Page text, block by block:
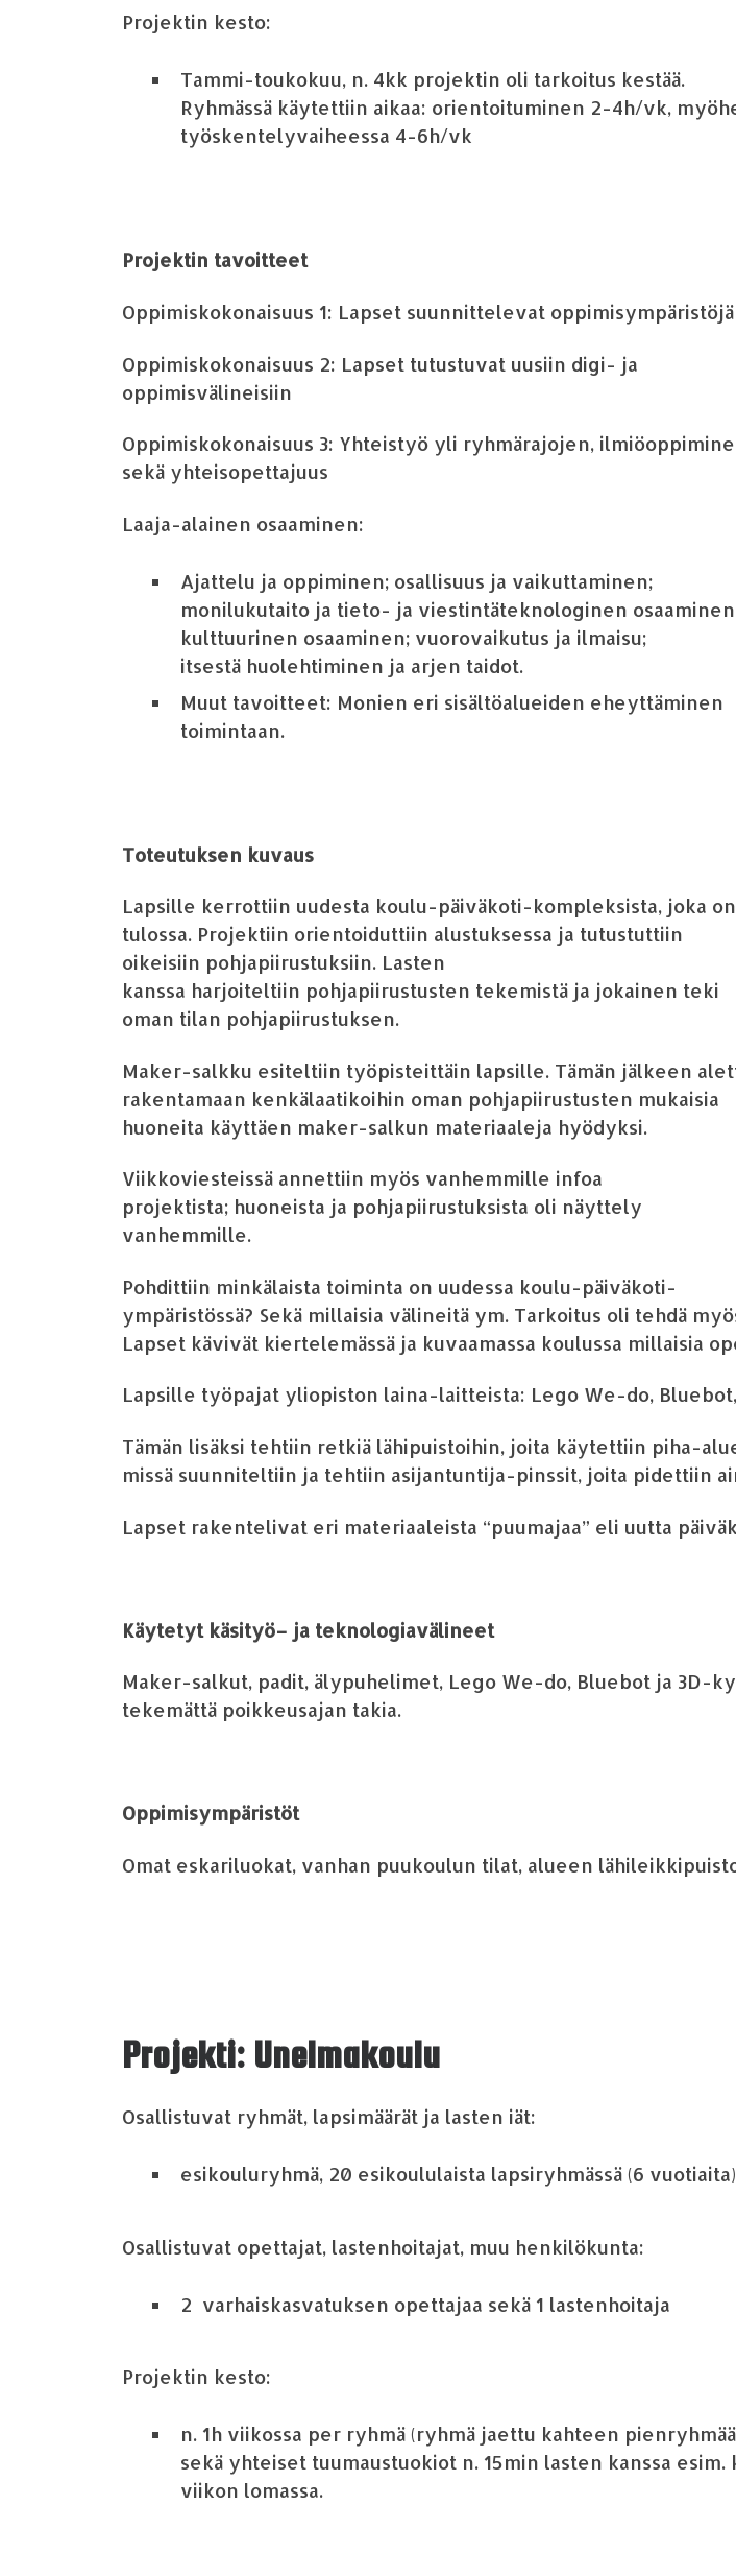
Projektin kesto:
Tammi-toukokuu, n. 4kk projektin oli tarkoitus kestää.
Ryhmässä käytettiin aikaa: orientoituminen 2-4h/vk, myö
työskentelyvaiheessa 4-6h/vk
Projektin tavoitteet
Oppimiskokonaisuus 1: Lapset suunnittelevat oppimisympäristöjä
Oppimiskokonaisuus 2: Lapset tutustuvat uusiin digi- ja
oppimisvälineisiin
Oppimiskokonaisuus 3: Yhteistyö yli ryhmärajojen, ilmiö
sekä yhteisopettajuus
Laaja-alainen osaaminen:
Ajattelu ja oppiminen; osallisuus ja vaikuttaminen;
monilukutaito ja tieto- ja viestintäteknologinen
kulttuurinen osaaminen; vuorovaikutus ja ilmaisu;
itsestä huolehtiminen ja arjen taidot.
Muut tavoitteet: Monien eri sisältöalueiden eheyttäminen
toimintaan.
Toteutuksen kuvaus
Lapsille kerrottiin uudesta koulu-päiväkoti-kompleksista, joka on
tulossa. Projektiin orientoiduttiin alustuksessa ja tutustuttiin
oikeisiin pohjapiirustuksiin. Lasten
kanssa harjoiteltiin pohjapiirustusten tekemistä ja jokainen teki
oman tilan pohjapiirustuksen.
Maker-salkku esiteltiin työpisteittäin lapsille. Tämän jälkeen
rakentamaan kenkälaatikoihin oman pohjapiirustusten mukaisia
huoneita käyttäen maker-salkun materiaaleja hyödyksi.
Viikkoviesteissä annettiin myös vanhemmille infoa
projektista; huoneista ja pohjapiirustuksista oli näyttely
vanhemmille.
Pohdittiin minkälaista toiminta on uudessa koulu-päiväkoti-
ympäristössä? Sekä millaisia välineitä ym. Tarkoitus oli tehdä myö
Lapset kävivät kiertelemässä ja kuvaamassa koulussa millaisia
Lapsille työpajat yliopiston laina-laitteista: Lego We-do,
Tämän lisäksi tehtiin retkiä lähipuistoihin, joita käytettiin piha-
missä suunniteltiin ja tehtiin asijantuntija-pinssit, joita pidettiin
Lapset rakentelivat eri materiaaleista “puumajaa” eli uutta päivä
Käytetyt käsityö– ja teknologiavälineet
Maker-salkut, padit, älypuhelimet, Lego We-do, Bluebot ja 3D-
tekemättä poikkeusajan takia.
Oppimisympäristöt
Omat eskariluokat, vanhan puukoulun tilat, alueen lä
Projekti: Unelmakoulu
Osallistuvat ryhmät, lapsimäärät ja lasten iät:
esikouluryhmä, 20 esikoululaista lapsiryhmässä (6 vuotiaita)
Osallistuvat opettajat, lastenhoitajat, muu henkilökunta:
2 varhaiskasvatuksen opettajaa sekä 1 lastenhoitaja
Projektin kesto:
n. 1h viikossa per ryhmä (ryhmä jaettu kahteen pienryhmää
sekä yhteiset tuumaustuokiot n. 15min lasten kanssa
viikon lomassa.